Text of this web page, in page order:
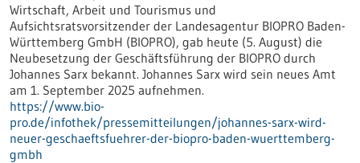
Wirtschaft, Arbeit und Tourismus und
Aufsichtsratsvorsitzender der Landesagentur BIOPRO Baden-
Württemberg GmbH (BIOPRO), gab heute (5. August) die
Neubesetzung der Geschäftsführung der BIOPRO durch
Johannes Sarx bekannt. Johannes Sarx wird sein neues Amt
am 1. September 2025 aufnehmen.
https://www.bio-
pro.de/infothek/pressemitteilungen/johannes-sarx-wird-
neuer-geschaeftsfuehrer-der-biopro-baden-wuerttemberg-
gmbh